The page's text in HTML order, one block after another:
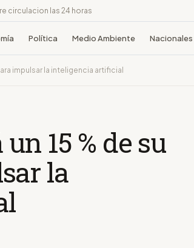
circulacion las 24 horas
Política Medio Ambiente Nacionales
impulsar la inteligencia artificial
15 % de su
la